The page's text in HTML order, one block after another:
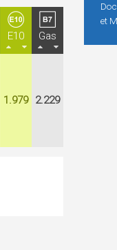
E10
Gas
1.979 2.229
et